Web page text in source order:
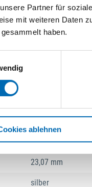
Partner für
mit weiteren Daten
haben.
ablehnen
x 13,01 mm, L: 2000
eloxiert
23,07 mm
silber